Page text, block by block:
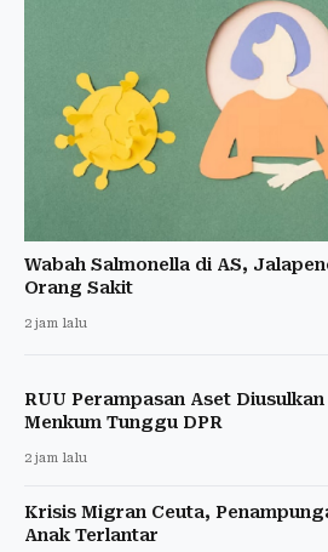
Wabah Salmonella di AS,
Orang Sakit
2 jam lalu
RUU Perampasan Aset
Menkum Tunggu DPR
2 jam lalu
Krisis Migran Ceuta,
Anak Terlantar